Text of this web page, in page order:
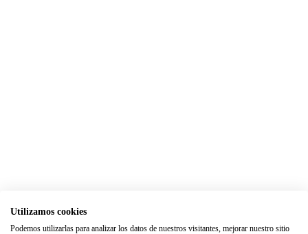
Utilizamos cookies
Podemos utilizarlas para analizar los datos de nuestros visitantes, mejorar nuestro sitio